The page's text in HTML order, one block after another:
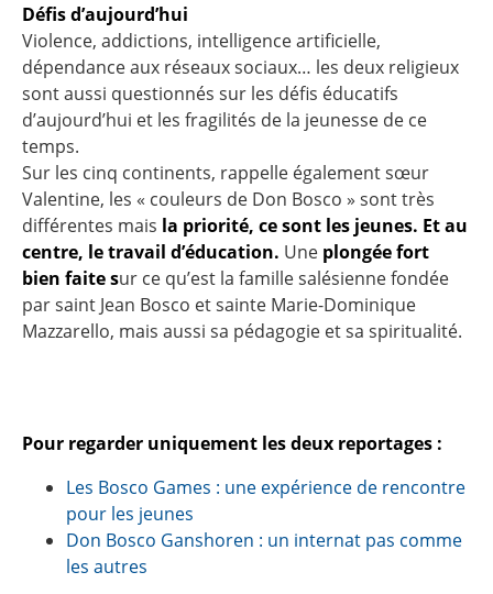
Défis d’aujourd’hui
Violence, addictions, intelligence artificielle,
dépendance aux réseaux sociaux… les deux religieux
sont aussi questionnés sur les défis éducatifs
d’aujourd’hui et les fragilités de la jeunesse de ce
temps.
Sur les cinq continents, rappelle également sœur
Valentine, les « couleurs de Don Bosco » sont très
différentes mais la priorité, ce sont les jeunes. Et au
centre, le travail d’éducation. Une plongée fort
bien faite sur ce qu’est la famille salésienne fondée
par saint Jean Bosco et sainte Marie-Dominique
Mazzarello, mais aussi sa pédagogie et sa spiritualité.
Pour regarder uniquement les deux reportages :
Les Bosco Games : une expérience de rencontre
pour les jeunes
Don Bosco Ganshoren : un internat pas comme
les autres